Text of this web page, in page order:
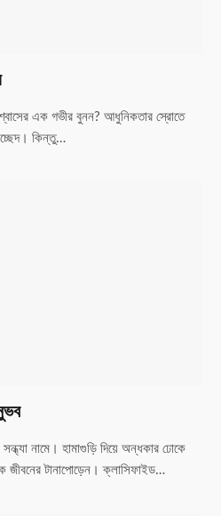
এক গভীর বুনন? আধুনিকতার স্রোতে
কিন্তু…
সন্ধ্যা নামে। হামাগুড়ি দিয়ে অন্ধকার ঢোকে
জীবনের টানাপোড়েন। ক্লাসিফাইড…